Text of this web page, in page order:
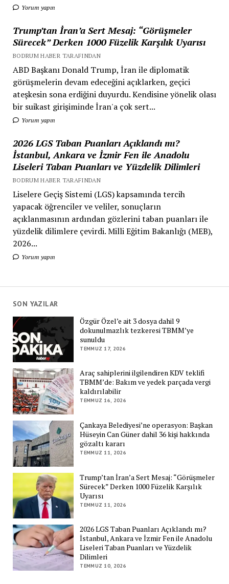
Yorum yapın
Trump’tan İran’a Sert Mesaj: “Görüşmeler
Sürecek” Derken 1000 Füzelik Karşılık Uyarısı
BODRUM HABER TARAFINDAN
ABD Başkanı Donald Trump, İran ile diplomatik
görüşmelerin devam edeceğini açıklarken, geçici
ateşkesin sona erdiğini duyurdu. Kendisine yönelik olası
bir suikast girişiminde İran'a çok sert...
Yorum yapın
2026 LGS Taban Puanları Açıklandı mı?
İstanbul, Ankara ve İzmir Fen ile Anadolu
Liseleri Taban Puanları ve Yüzdelik Dilimleri
BODRUM HABER TARAFINDAN
Liselere Geçiş Sistemi (LGS) kapsamında tercih
yapacak öğrenciler ve veliler, sonuçların
açıklanmasının ardından gözlerini taban puanları ile
yüzdelik dilimlere çevirdi. Milli Eğitim Bakanlığı (MEB),
2026...
Yorum yapın
SON YAZILAR
Özgür Özel’e ait 3 dosya dahil 9
dokunulmazlık tezkeresi TBMM’ye
sunuldu
TEMMUZ 17, 2026
Araç sahiplerini ilgilendiren KDV teklifi
TBMM’de: Bakım ve yedek parçada vergi
kaldırılabilir
TEMMUZ 16, 2026
Çankaya Belediyesi’ne operasyon: Başkan
Hüseyin Can Güner dahil 36 kişi hakkında
gözaltı kararı
TEMMUZ 11, 2026
Trump’tan İran’a Sert Mesaj: “Görüşmeler
Sürecek” Derken 1000 Füzelik Karşılık
Uyarısı
TEMMUZ 11, 2026
2026 LGS Taban Puanları Açıklandı mı?
İstanbul, Ankara ve İzmir Fen ile Anadolu
Liseleri Taban Puanları ve Yüzdelik
Dilimleri
TEMMUZ 10, 2026